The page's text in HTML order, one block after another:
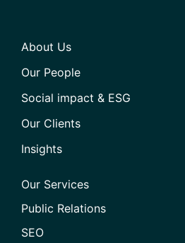
About Us
Our People
Social impact & ESG
Our Clients
Insights
Our Services
Public Relations
SEO